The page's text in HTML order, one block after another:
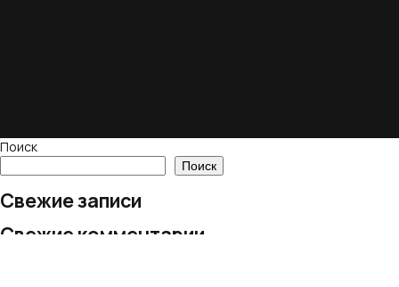
Поиск
Поиск
Свежие записи
Свежие комментарии